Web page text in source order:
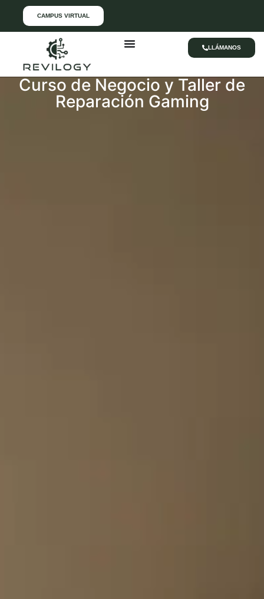
CAMPUS VIRTUAL
LLÁMANOS
Curso de Negocio y Taller de
Reparación Gaming